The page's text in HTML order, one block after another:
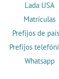
Lada USA
Matrículas
Prefijos de
Prefijos
Whatsapp